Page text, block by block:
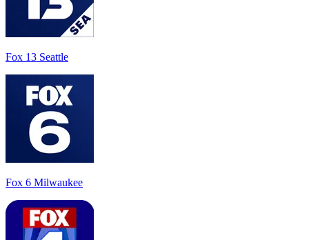
Fox 13 Seattle
Fox 6 Milwaukee